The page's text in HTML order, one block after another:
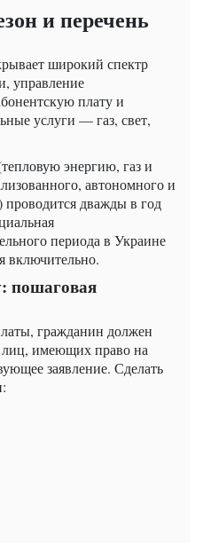
и перечень
широкий спектр
управление
плату и
услуги — газ, свет,
энергию, газ и
автономного и
проводится дважды в год
периода в Украине
включительно.
пошаговая
гражданин должен
лиц, имеющих право на
заявление. Сделать